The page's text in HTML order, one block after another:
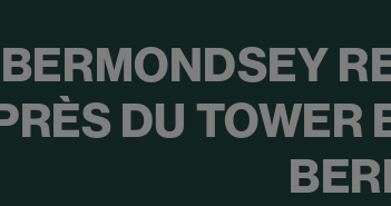
BERMONDSEY
DU TOWER